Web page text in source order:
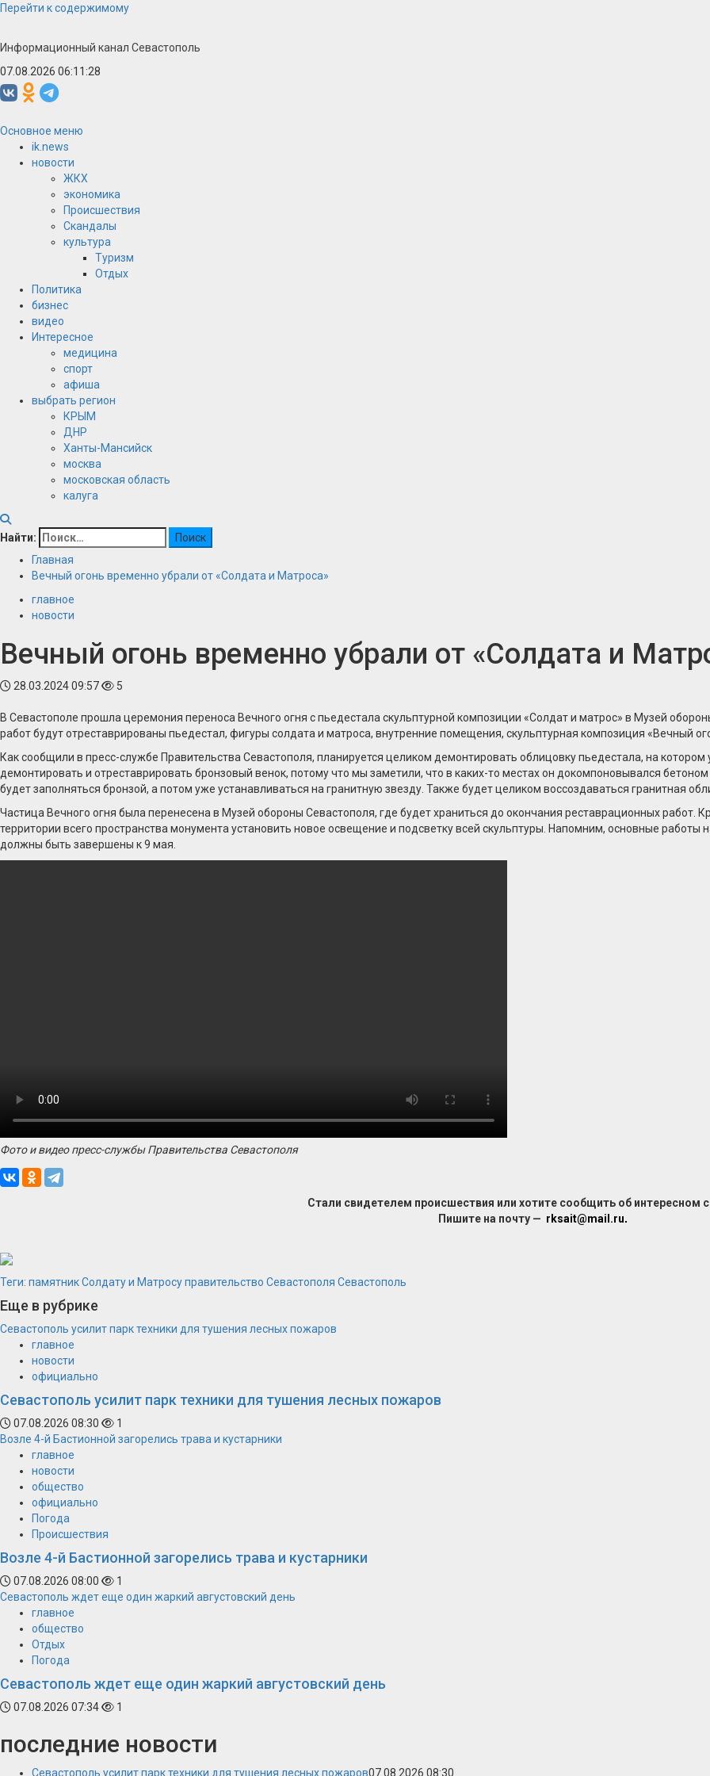
Перейти к содержимому
Информационный канал Севастополь
07.08.2026 06:11:29
Основное меню
ik.news
новости
ЖКХ
экономика
Происшествия
Скандалы
культура
Туризм
Отдых
Политика
бизнес
видео
Интересное
медицина
спорт
афиша
выбрать регион
КРЫМ
ДНР
Ханты-Мансийск
москва
московская область
калуга
Найти:
Главная
Вечный огонь временно убрали от «Солдата и Матроса»
главное
новости
Вечный огонь временно убрали от «Солдата и
28.03.2024 09:57 5
В Севастополе прошла церемония переноса Вечного огня с пьедестала скульптурной композиции «Солдат и матрос» в Музей
работ будут отреставрированы пьедестал, фигуры солдата и матроса, внутренние помещения, скульптурная композиция «Вечный
Как сообщили в пресс-службе Правительства Севастополя, планируется целиком демонтировать облицовку пьедестала, на
демонтировать и отреставрировать бронзовый венок, потому что мы заметили, что в каких-то местах он докомпоновывался
будет заполняться бронзой, а потом уже устанавливаться на гранитную звезду. Также будет целиком воссоздаваться гранитная
Частица Вечного огня была перенесена в Музей обороны Севастополя, где будет храниться до окончания реставрационных работ.
территории всего пространства монумента установить новое освещение и подсветку всей скульптуры. Напомним, основные
должны быть завершены к 9 мая.
Фото и видео пресс-службы Правительства Севастополя
Стали свидетелем происшествия или хотите сообщить об интересном
Пишите на почту — rksait@mail.ru.
Теги: памятник Солдату и Матросуправительство Севастополя Севастополь
Еще в рубрике
Севастополь усилит парк техники для тушения лесных пожаров
главное
новости
официально
Севастополь усилит парк техники для тушения лесных пожаров
07.08.2026 08:30
1
Возле 4-й Бастионной загорелись трава и кустарники
главное
новости
общество
официально
Погода
Происшествия
Возле 4-й Бастионной загорелись трава и кустарники
07.08.2026 08:00
1
Севастополь ждет еще один жаркий августовский день
главное
общество
Отдых
Погода
Севастополь ждет еще один жаркий августовский день
07.08.2026 07:34 1
последние новости
Севастополь усилит парк техники для тушения лесных пожаров07.08.2026 08:30